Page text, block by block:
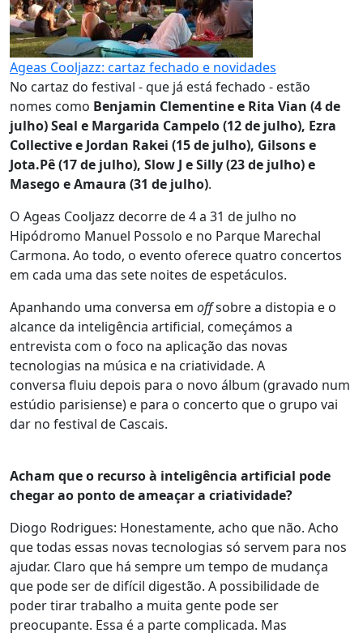
Ageas Cooljazz: cartaz fechado e novidades
No cartaz do festival - que já está fechado - estão
nomes como Benjamin Clementine e Rita Vian (4 de
julho) Seal e Margarida Campelo (12 de julho), Ezra
Collective e Jordan Rakei (15 de julho), Gilsons e
Jota.Pê (17 de julho), Slow J e Silly (23 de julho) e
Masego e Amaura (31 de julho).
O Ageas Cooljazz decorre de 4 a 31 de julho no
Hipódromo Manuel Possolo e no Parque Marechal
Carmona. Ao todo, o evento oferece quatro concertos
em cada uma das sete noites de espetáculos.
Apanhando uma conversa em offsobre a distopia e o
alcance da inteligência artificial, começámos a
entrevista com o foco na aplicação das novas
tecnologias na música e na criatividade. A
conversa fluiu depois para o novo álbum (gravado num
estúdio parisiense) e para o concerto que o grupo vai
dar no festival de Cascais.
Acham que o recurso à inteligência artificial pode
chegar ao ponto de ameaçar a criatividade?
Diogo Rodrigues: Honestamente, acho que não. Acho
que todas essas novas tecnologias só servem para nos
ajudar. Claro que há sempre um tempo de mudança
que pode ser de difícil digestão. A possibilidade de
poder tirar trabalho a muita gente pode ser
preocupante. Essa é a parte complicada. Mas